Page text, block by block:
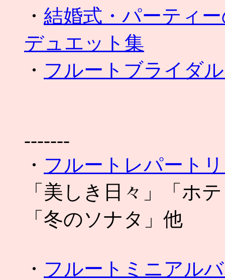
・ 結婚式・パーティ
デュエット集
・ フルートブライダ
-------
・ フルートレパート
「美しき日々」「ホ
「冬のソナタ」他
・ フルートミニアル